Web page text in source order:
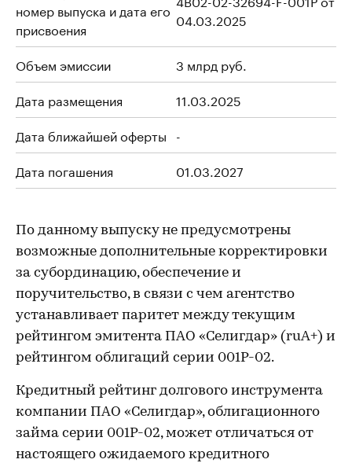
номер выпуска и дата его
присвоения
04.03.2025
Объем эмиссии
3 млрд руб.
Дата размещения
11.03.2025
Дата ближайшей оферты -
Дата погашения
01.03.2027
По данному выпуску не предусмотрены
возможные дополнительные корректировки
за субординацию, обеспечение и
поручительство, в связи с чем агентство
устанавливает паритет между текущим
рейтингом эмитента ПАО «Селигдар» (ruA+) и
рейтингом облигаций серии 001Р-02.
Кредитный рейтинг долгового инструмента
компании ПАО «Селигдар», облигационного
займа серии 001Р-02, может отличаться от
настоящего ожидаемого кредитного